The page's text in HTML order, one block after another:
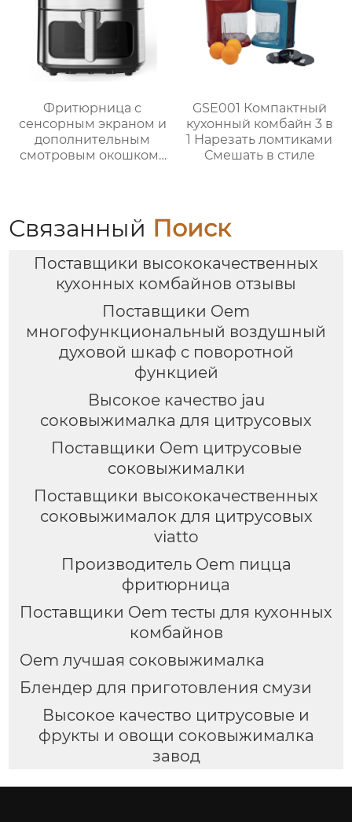
Фритюрница с
сенсорным экраном и
дополнительным
смотровым окошком |
GSE001 Компактный
кухонный комбайн 3 в
1 Нарезать ломтиками
Смешать в стиле
Связанный Поиск
Поставщики высококачественных
кухонных комбайнов отзывы
Поставщики Oem
многофункциональный воздушный
духовой шкаф с поворотной
функцией
Высокое качество jau
соковыжималка для цитрусовых
Поставщики Oem цитрусовые
соковыжималки
Поставщики высококачественных
соковыжималок для цитрусовых
viatto
Производитель Oem пицца
фритюрница
Поставщики Oem тесты для кухонных
комбайнов
Oem лучшая соковыжималка
Блендер для приготовления смузи
Высокое качество цитрусовые и
фрукты и овощи соковыжималка
завод